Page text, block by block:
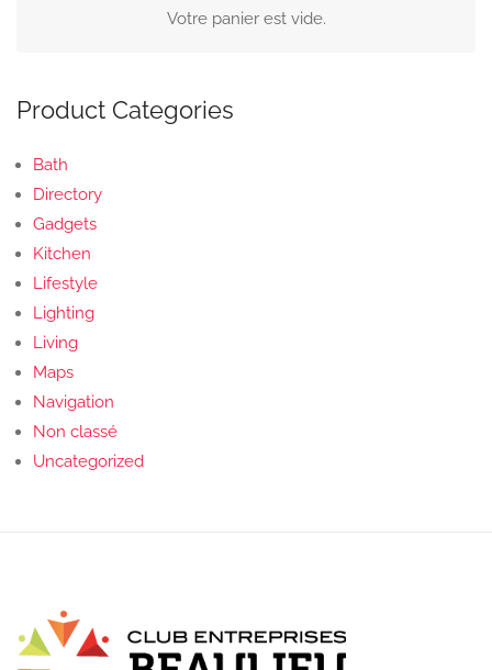
Votre panier est vide.
Product Categories
Bath
Directory
Gadgets
Kitchen
Lifestyle
Lighting
Living
Maps
Navigation
Non classé
Uncategorized